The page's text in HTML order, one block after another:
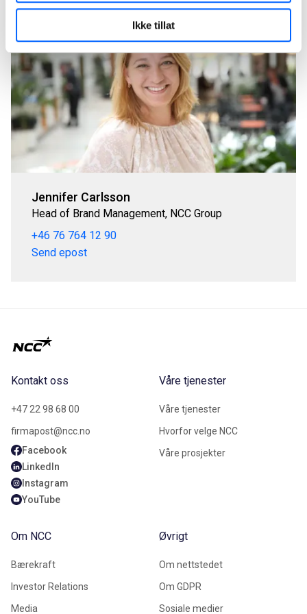
Ikke tillat
Jennifer Carlsson
Head of Brand Management, NCC Group
+46 76 764 12 90
Send epost
Kontakt oss
+47 22 98 68 00
firmapost@ncc.no
Facebook
LinkedIn
Instagram
YouTube
Våre tjenester
Våre tjenester
Hvorfor velge NCC
Våre prosjekter
Om NCC
Bærekraft
Investor Relations
Media
Øvrigt
Om nettstedet
Om GDPR
Sosiale medier